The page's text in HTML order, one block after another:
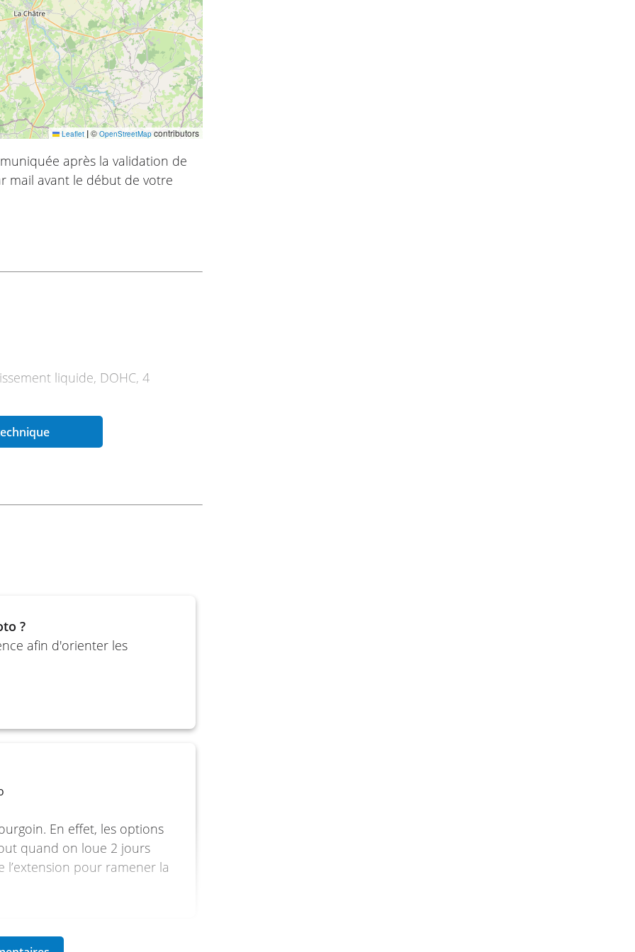
Leaflet |© OpenStreetMapcontributors
après la validation de
mail avant le début de votre
liquide, DOHC, 4
MSE 9.0
Ø 48 mm, réglable, débattement
?
afin d'orienter les
En effet, les options
quand on loue 2 jours
l’extension pour ramener la